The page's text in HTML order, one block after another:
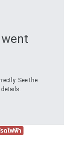
See the
ถไฟฟ้า